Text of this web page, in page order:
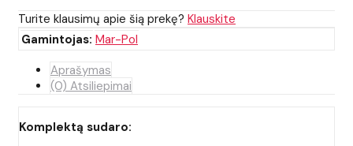
Turite klausimų apie šią prekę? Klauskite
Gamintojas: Mar-Pol
Aprašymas
(0) Atsiliepimai
Komplektą sudaro: